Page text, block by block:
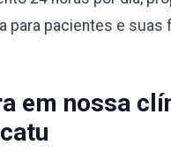
para pacientes e
em nossa